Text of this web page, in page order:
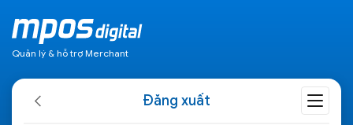
Quản lý & hỗ trợ Merchant
Đăng xuất